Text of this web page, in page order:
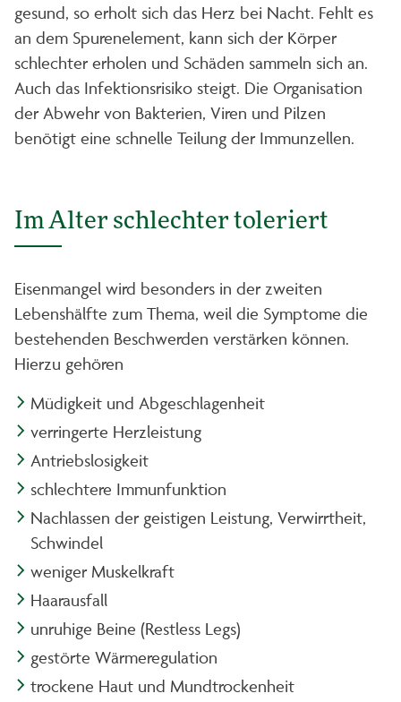
gesund, so erholt sich das Herz bei Nacht. Fehlt es
an dem Spurenelement, kann sich der Körper
schlechter erholen und Schäden sammeln sich an.
Auch das Infektionsrisiko steigt. Die Organisation
der Abwehr von Bakterien, Viren und Pilzen
benötigt eine schnelle Teilung der Immunzellen.
Im Alter schlechter toleriert
Eisenmangel wird besonders in der zweiten
Lebenshälfte zum Thema, weil die Symptome die
bestehenden Beschwerden verstärken können.
Hierzu gehören
Müdigkeit und Abgeschlagenheit
verringerte Herzleistung
Antriebslosigkeit
schlechtere Immunfunktion
Nachlassen der geistigen Leistung, Verwirrtheit,
Schwindel
weniger Muskelkraft
Haarausfall
unruhige Beine (Restless Legs)
gestörte Wärmeregulation
trockene Haut und Mundtrockenheit